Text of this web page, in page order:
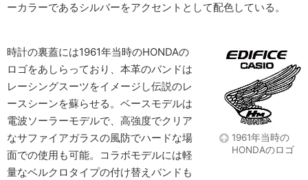
ーカラーであるシルバーをアクセントとして配色している。
時計の裏蓋には1961年当時のHONDAの
ロゴをあしらっており、本革のバンドは
レーシングスーツをイメージし伝説のレ
ースシーンを蘇らせる。ベースモデルは
電波ソーラーモデルで、高強度でクリア
なサファイアガラスの風防でハードな場
面での使用も可能。コラボモデルには軽
量なベルクロタイプの付け替えバンドも
1961年当時の
HONDAのロゴ